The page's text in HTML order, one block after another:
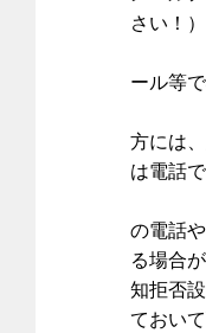
さい！）
顔
ール等
※
方には
は電話
※
の電話
る場合
知拒否
ておいて